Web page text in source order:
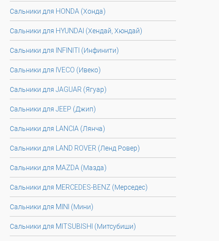
Сальники для HONDA (Хонда)
Сальники для HYUNDAI (Хендай, Хюндай)
Сальники для INFINITI (Инфинити)
Сальники для IVECO (Ивеко)
Сальники для JAGUAR (Ягуар)
Сальники для JEEP (Джип)
Сальники для LANCIA (Лянча)
Сальники для LAND ROVER (Ленд Ровер)
Сальники для MAZDA (Мазда)
Сальники для MERCEDES-BENZ (Мерседес)
Сальники для MINI (Мини)
Сальники для MITSUBISHI (Митсубиши)